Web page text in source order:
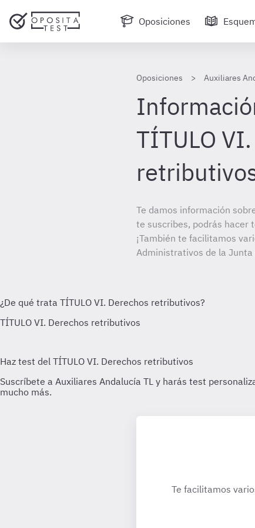
Oposiciones
Oposiciones Auxiliares
TÍTULO
Te damos información
te suscribes, podrás hacer
¡También te facilitamos
Administrativos de la Junta
Te facilitamos